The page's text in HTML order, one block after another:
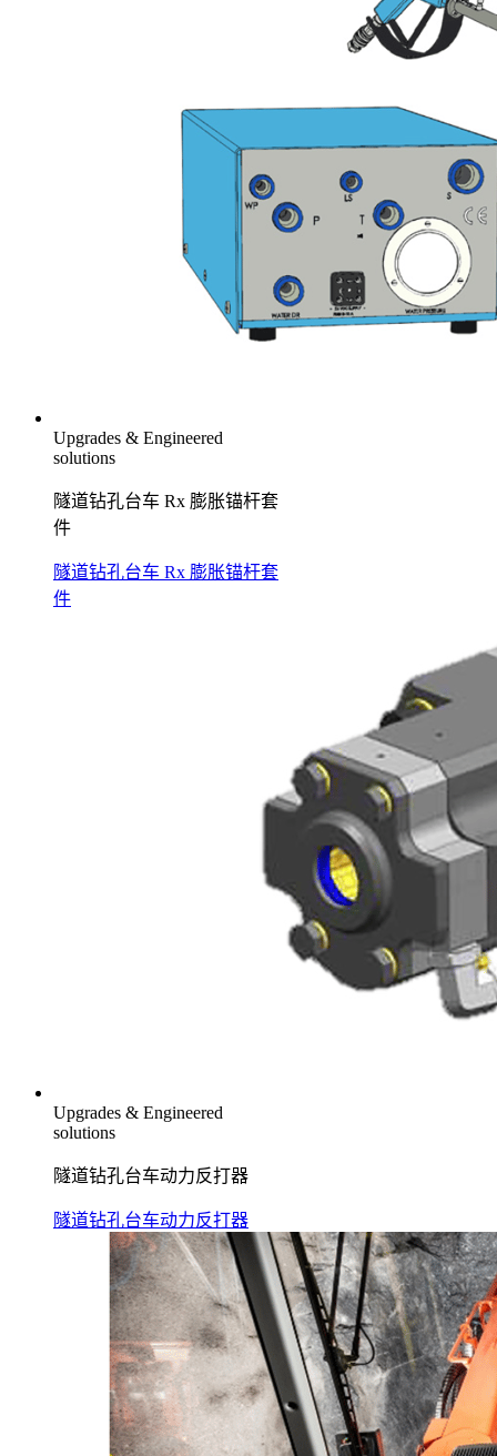
Upgrades & Engineered
solutions
隧道钻孔台车 Rx 膨胀锚杆套
件
隧道钻孔台车 Rx 膨胀锚杆套
件
Upgrades & Engineered
solutions
隧道钻孔台车动力反打器
隧道钻孔台车动力反打器